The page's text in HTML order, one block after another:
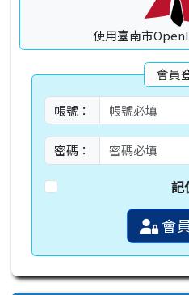
使用臺南市
會員
帳號：
密碼：
記
會